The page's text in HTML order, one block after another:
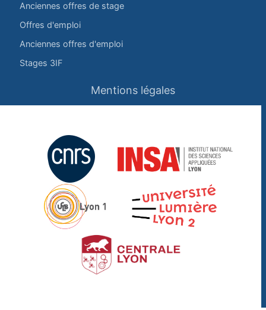
Anciennes offres de stage
Offres d'emploi
Anciennes offres d'emploi
Stages 3IF
Mentions légales